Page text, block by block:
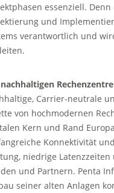
essenziell.
und
verantwortlich und
Carrier-neutrale
von hochmodernen
Kern und Rand
Konnektivität
niedrige
und Partnern. Penta
seiner alten Anlagen